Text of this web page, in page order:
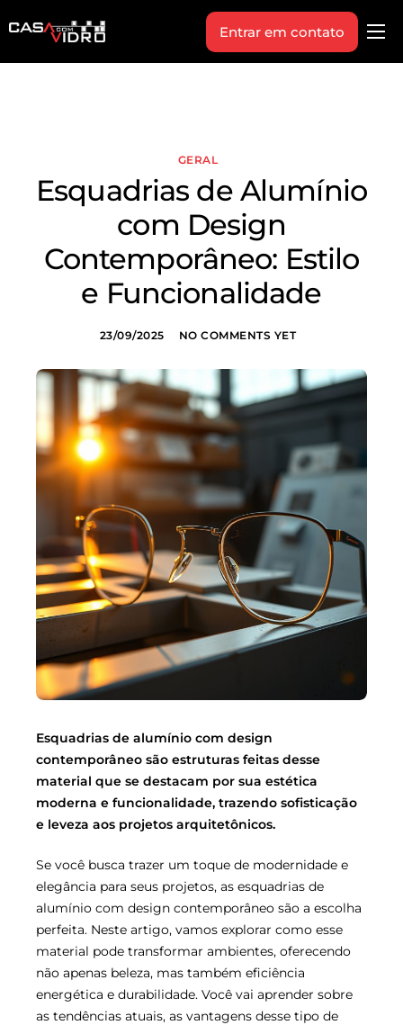
Produtos
Workshop
Sobre Nós
Entrar em contato
GERAL
Esquadrias de Alumínio
com Design
Contemporâneo: Estilo
e Funcionalidade
23/09/2025 NO COMMENTS YET
Esquadrias de alumínio com design
contemporâneo são estruturas feitas desse
material que se destacam por sua estética
moderna e funcionalidade, trazendo sofisticação
e leveza aos projetos arquitetônicos.
Se você busca trazer um toque de modernidade e
elegância para seus projetos, as esquadrias de
alumínio com design contemporâneo são a escolha
perfeita. Neste artigo, vamos explorar como esse
material pode transformar ambientes, oferecendo
não apenas beleza, mas também eficiência
energética e durabilidade. Você vai aprender sobre
as tendências atuais, as vantagens desse tipo de